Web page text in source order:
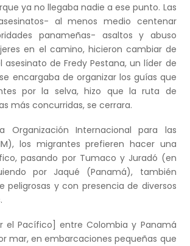
ya no llegaba nadie a ese punto. Las
al menos medio centenar
panameñas- asaltos y abuso
en el camino, hicieron cambiar de
asesinato de Fredy Pestana, un líder de
encargaba de organizar los guías que
por la selva, hizo que la ruta de
más concurridas, se cerrara.
Organización Internacional para las
los migrantes prefieren hacer una
pasando por Tumaco y Juradó (en
por Jaqué (Panamá), también
peligrosas y con presencia de diversos
el Pacífico] entre Colombia y Panamá
mar, en embarcaciones pequeñas que